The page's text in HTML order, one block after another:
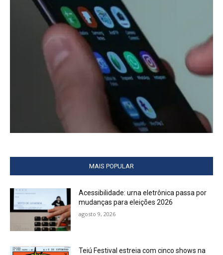
MAIS POPULAR
Acessibilidade: urna eletrônica passa por
mudanças para eleições 2026
agosto 9, 2026
Teiú Festival estreia com cinco shows na